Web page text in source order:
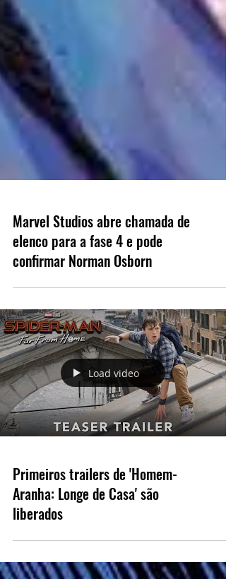
elenco para a fase 4 e pode
confirmar Norman Osborn
Aranha: Longe de Casa' são